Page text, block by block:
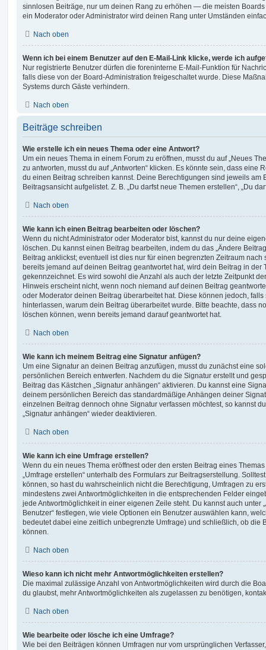
sinnlosen Beiträge, nur um deinen Rang zu erhöhen — die meisten
ein Moderator oder Administrator wird deinen Rang unter Umständen
Nach oben
Wenn ich bei einem Benutzer auf den E-Mail-Link klicke, werde ich
Nur registrierte Benutzer dürfen die foreninterne E-Mail-Funktion für
falls diese von der Board-Administration freigeschaltet wurde. Diese
Systems durch Gäste verhindern.
Nach oben
Beiträge schreiben
Wie erstelle ich ein neues Thema oder eine Antwort?
Um ein neues Thema in einem Forum zu eröffnen, musst du auf „Neues
zu antworten, musst du auf „Antworten“ klicken. Es könnte sein, dass eine
du einen Beitrag schreiben kannst. Deine Berechtigungen sind jeweils am
Beitragsansicht aufgelistet. Z. B. „Du darfst neue Themen erstellen“, „Du
Nach oben
Wie kann ich einen Beitrag bearbeiten oder löschen?
Wenn du nicht Administrator oder Moderator bist, kannst du nur deine
löschen. Du kannst einen Beitrag bearbeiten, indem du das „Ändere
Beitrag anklickst; eventuell ist dies nur für einen begrenzten Zeitraum
bereits jemand auf deinen Beitrag geantwortet hat, wird dein Beitrag in der
gekennzeichnet. Es wird sowohl die Anzahl als auch der letzte Zeitpunkt
Hinweis erscheint nicht, wenn noch niemand auf deinen Beitrag
oder Moderator deinen Beitrag überarbeitet hat. Diese können jedoch,
hinterlassen, warum dein Beitrag überarbeitet wurde. Bitte beachte, dass
löschen können, wenn bereits jemand darauf geantwortet hat.
Nach oben
Wie kann ich meinem Beitrag eine Signatur anfügen?
Um eine Signatur an deinen Beitrag anzufügen, musst du zunächst eine
persönlichen Bereich entwerfen. Nachdem du die Signatur erstellt und
Beitrag das Kästchen „Signatur anhängen“ aktivieren. Du kannst eine
deinem persönlichen Bereich das standardmäßige Anhängen deiner
einzelnen Beitrag dennoch ohne Signatur verfassen möchtest, so kannst
„Signatur anhängen“ wieder deaktivieren.
Nach oben
Wie kann ich eine Umfrage erstellen?
Wenn du ein neues Thema eröffnest oder den ersten Beitrag eines
„Umfrage erstellen“ unterhalb des Formulars zur Beitragserstellung.
können, so hast du wahrscheinlich nicht die Berechtigung, Umfragen zu
mindestens zwei Antwortmöglichkeiten in die entsprechenden Felder
jede Antwortmöglichkeit in einer eigenen Zeile steht. Du kannst auch unter
Benutzer“ festlegen, wie viele Optionen ein Benutzer auswählen kann,
bedeutet dabei eine zeitlich unbegrenzte Umfrage) und schließlich, ob die
können.
Nach oben
Wieso kann ich nicht mehr Antwortmöglichkeiten erstellen?
Die maximal zulässige Anzahl von Antwortmöglichkeiten wird durch die
du glaubst, mehr Antwortmöglichkeiten als zugelassen zu benötigen,
Nach oben
Wie bearbeite oder lösche ich eine Umfrage?
Wie bei den Beiträgen können Umfragen nur vom ursprünglichen